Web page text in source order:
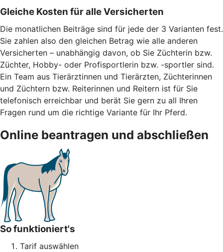
Gleiche Kosten für alle Versicherten
Die monatlichen Beiträge sind für jede der 3 Varianten fest.
Sie zahlen also den gleichen Betrag wie alle anderen
Versicherten – unabhängig davon, ob Sie Züchterin bzw.
Züchter, Hobby- oder Profisportlerin bzw. -sportler sind.
Ein Team aus Tierärztinnen und Tierärzten, Züchterinnen
und Züchtern bzw. Reiterinnen und Reitern ist für Sie
telefonisch erreichbar und berät Sie gern zu all Ihren
Fragen rund um die richtige Variante für Ihr Pferd.
Online beantragen und abschließen
So funktioniert's
Tarif auswählen